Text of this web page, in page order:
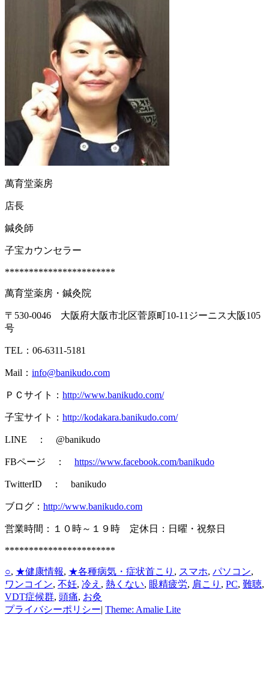
萬育堂薬房
店長
鍼灸師
子宝カウンセラー
***********************
萬育堂薬房・鍼灸院
〒530-0046 大阪府大阪市北区菅原町10-11ジーニス大阪105
号
TEL：06-6311-5181
Mail： info@banikudo.com
ＰＣサイト： http://www.banikudo.com/
子宝サイト： http://kodakara.banikudo.com/
LINE ： @banikudo
FBページ ： https://www.facebook.com/banikudo
TwitterID ： banikudo
ブログ： http://www.banikudo.com
営業時間：１０時～１９時 定休日：日曜・祝祭日
***********************
カ
テ
ゴ
リ
○, ★健康情報, ★各種病気・症状タ
グ
首こり , スマホ, パソコン,
ワンコイン, 不妊, 冷え , 熱くない, 眼精疲労, 肩こり , PC, 難聴,
VDT症候群, 頭痛, お灸
プライバシーポリシー| Theme: Amalie Lite